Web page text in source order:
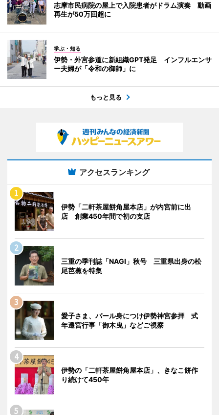
志摩市民病院の屋上で入院患者がドラム演奏 動画
再生が50万回超に
学ぶ・知る
伊勢・外宮参道に新組織GPT発足 インフルエンサ
ー夫婦が「令和の御師」に
もっと見る
アクセスランキング
伊勢「二軒茶屋餅角屋本店」が内宮前に出
店 創業450年間で初の支店
三重の季刊誌「NAGI」秋号 三重県出身の松
尾芭蕉を特集
愛子さま、パール身につけ伊勢神宮参拝 式
年遷宮行事「御木曳」などご視察
伊勢の「二軒茶屋餅角屋本店」、きなこ餅作
り続けて450年